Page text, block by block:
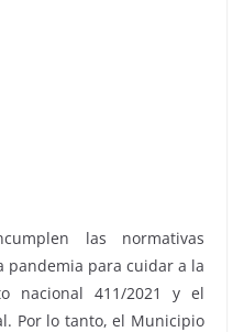
las normativas
pandemia para cuidar a la
nacional 411/2021 y el
Por lo tanto, el Municipio